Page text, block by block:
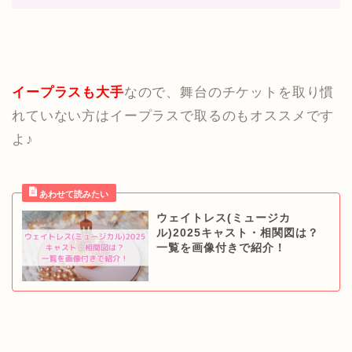
イープラスも大手なので、舞台のチケットを取り慣
れていない方はイープラスで取るのもオススメです
よ♪
ウェイトレス(ミュージカ
ル)2025キャスト・相関図は？
一覧を画像付きで紹介！